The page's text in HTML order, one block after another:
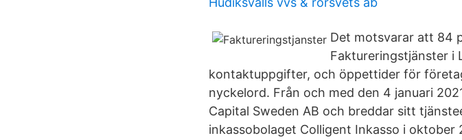
Det motsvarar att 84
Faktureringstjänster i
kontaktuppgifter, och öppettider för
nyckelord. Från och med den 4 januari
Capital Sweden AB och breddar sitt
inkassobolaget Colligent Inkasso i oktober